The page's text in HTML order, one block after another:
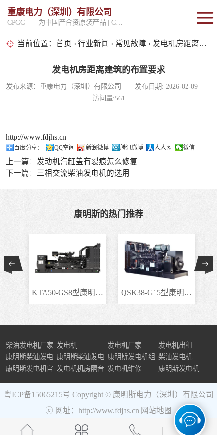
重康电力（深圳）有限公司
当前位置： 首页 › 行业新闻 › 常见故障 › 发电机房距离建筑的布置要求
发电机房距离建筑的布置要求
发布来源：重康电力（深圳）有限公司 发布日期: 2026-02-09
访问量:561
http://www.fdjhs.cn
百度分享： QQ空间 新浪微博 腾讯微博 人人网 微信
上一篇： 发动机汽缸盖有裂痕怎么修复
下一篇：
三相交流柴油发电机的选用
康明斯的热门推荐
KTA50-GS8型康明斯柴.. QSK38-G15型康明斯柴..
柴油发电机厂家 发电机 发电机厂家
发电机出租
康明斯柴油发电
机组
康明斯柴油发电
机
康明斯发电机组 柴油发电机
康明斯发电机官 发电机机房隔音 发电机维修 康明斯发电机
粤ICP备15065215号 Copyright © 康明斯电力（深圳）有限公司
ⓔ 网址：http://www.fdjhs.cn 网站地图
固定开架式
移动电站